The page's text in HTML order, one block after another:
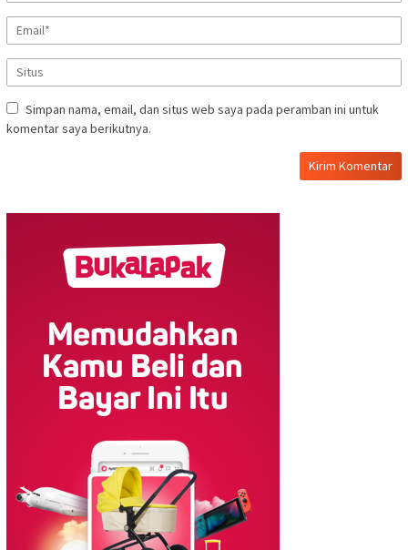
Simpan nama, email, dan situs web saya pada peramban ini untuk
komentar saya berikutnya.